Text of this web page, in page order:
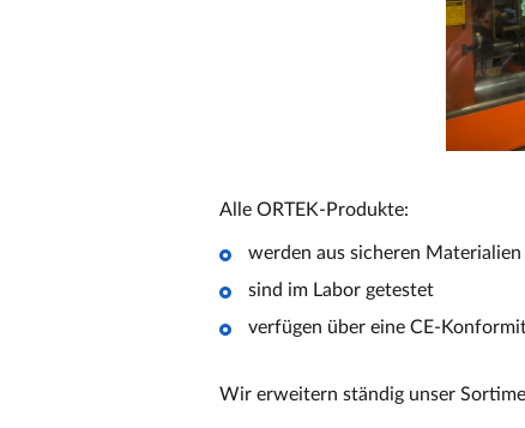
Alle ORTEK-Produkte:
werden aus sicheren
sind im Labor getestet
verfügen über eine CE-
Wir erweitern ständig unser